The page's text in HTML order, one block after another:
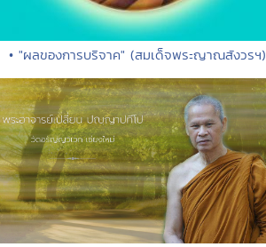
• "ผลของการบริจาค" (สมเด็จพระญาณสังวรฯ)